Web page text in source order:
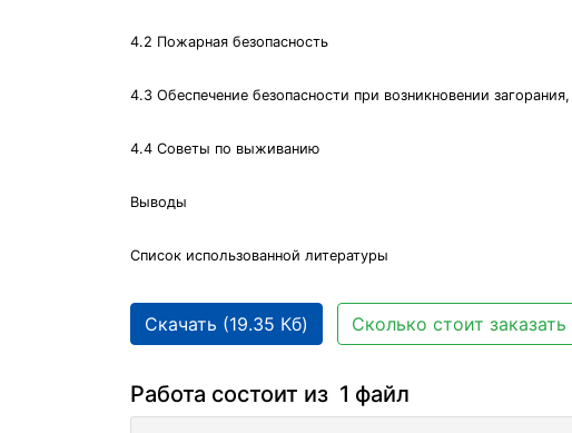
4.2 Пожарная безопасность
4.3 Обеспечение безопасности при возникновении
4.4 Советы по выживанию
Выводы
Список использованной литературы
Скачать (19.35 Кб) Сколько стоит заказать
Работа состоит из 1 файл